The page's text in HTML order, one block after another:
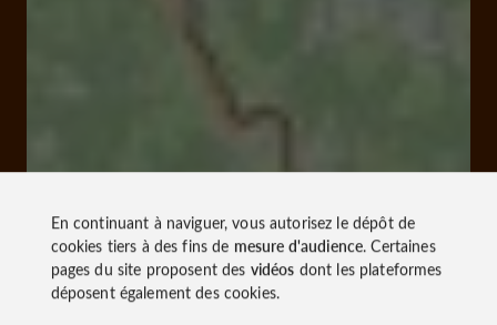
En continuant à naviguer, vous autorisez le dépôt de
cookies tiers à des fins de mesure d'audience. Certaines
pages du site proposent des vidéos dont les plateformes
déposent également des cookies.